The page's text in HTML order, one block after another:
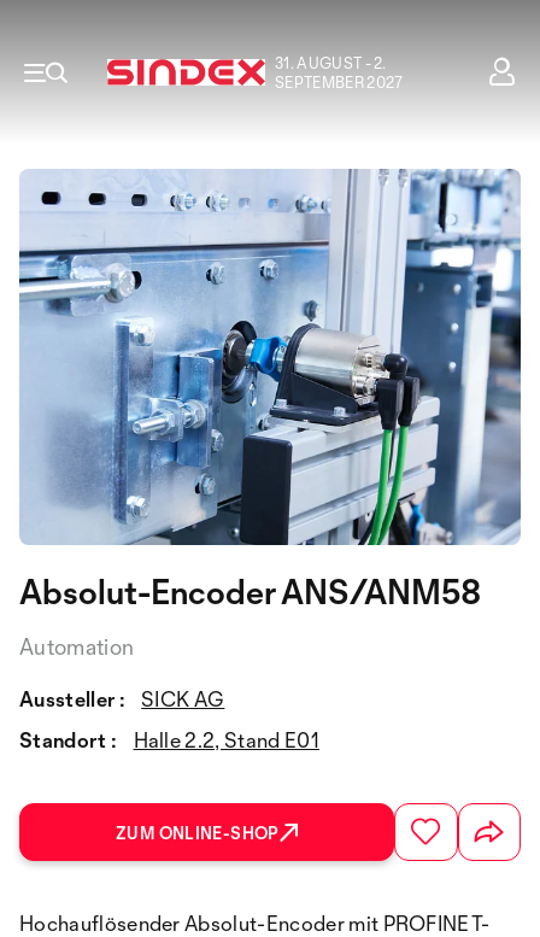
31. AUGUST - 2.
SEPTEMBER 2027
Absolut-Encoder ANS/ANM58
Automation
Aussteller :
SICK AG
Standort :
Halle 2.2, Stand E01
ZUM ONLINE-SHOP
Hochauflösender Absolut-Encoder mit PROFINET-